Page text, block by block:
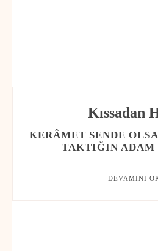
Kıssadan
KERÂMET SENDE
TAKTIĞIN ADAM
DEVAMINI